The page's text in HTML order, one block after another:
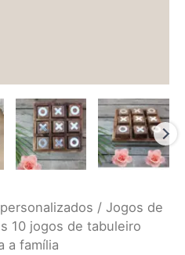
/ Jogos de
10 jogos de tabuleiro
a família